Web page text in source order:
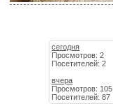
сегодня
Просмотров: 2
Посетителей: 2
вчера
Просмотров: 105
Посетителей: 87